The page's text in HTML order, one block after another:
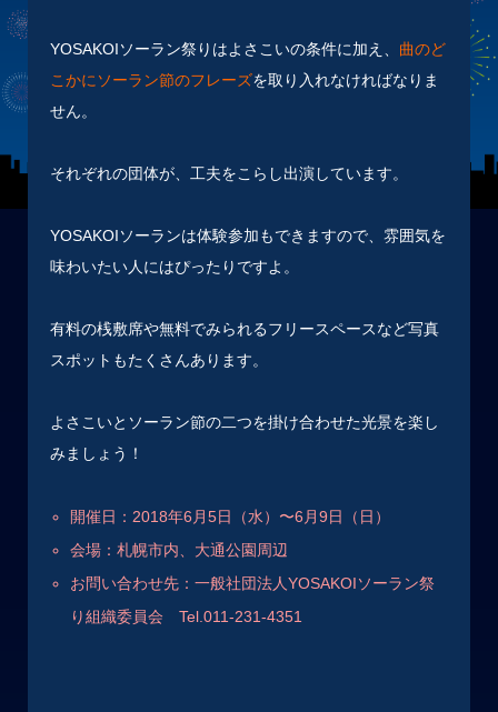
YOSAKOIソーラン祭りはよさこいの条件に加え、 曲のど
こかにソーラン節のフレーズを取り入れなければなりま
せん。
それぞれの団体が、工夫をこらし出演しています。
YOSAKOIソーランは体験参加もできますので、雰囲気を
味わいたい人にはぴったりですよ。
有料の桟敷席や無料でみられるフリースペースなど写真
スポットもたくさんあります。
よさこいとソーラン節の二つを掛け合わせた光景を楽し
みましょう！
開催日：2018年6月5日（水）〜6月9日（日）
会場：札幌市内、大通公園周辺
お問い合わせ先：一般社団法人YOSAKOIソーラン祭
り組織委員会Tel.011-231-4351